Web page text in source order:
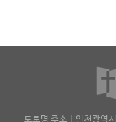
도로명 주소 | 인천광역